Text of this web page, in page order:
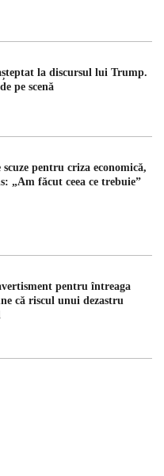
la discursul lui Trump.
pe scenă
pentru criza economică,
„Am făcut ceea ce trebuie”
pentru întreaga
că riscul unui dezastru